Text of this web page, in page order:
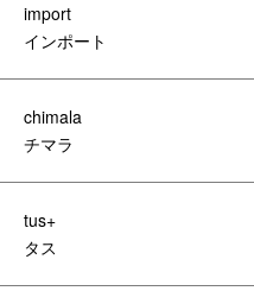
import
インポート
chimala
チマラ
tus+
タス